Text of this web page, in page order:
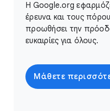
Η Google.org
έρευνα και τους
προωθήσει την
ευκαιρίες για όλους.
Μάθετε